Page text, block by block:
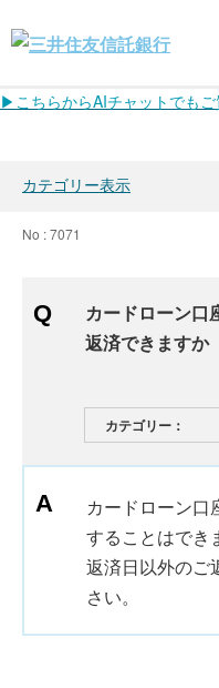
▶こちらからAIチャットでも
カテゴリー表示
No : 7071
カードローン口
返済できますか
カテゴリー：
カードローン口
することはでき
返済日以外のご
さい。